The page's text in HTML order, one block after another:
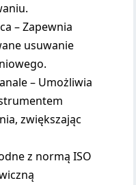
– Zapewnia
usuwanie
– Umożliwia
zwiększając
z normą ISO